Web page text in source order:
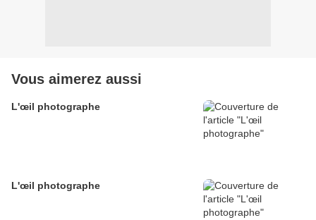
Vous aimerez aussi
L'œil photographe
L'œil photographe